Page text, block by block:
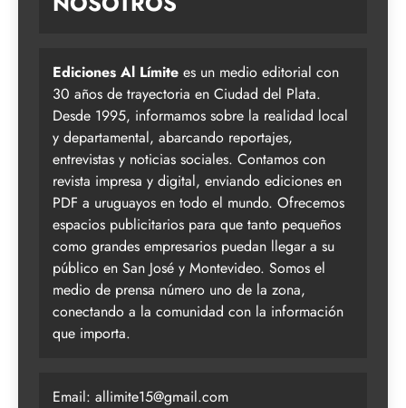
Ediciones Al Límite es un medio editorial con
30 años de trayectoria en Ciudad del Plata.
Desde 1995, informamos sobre la realidad local
y departamental, abarcando reportajes,
entrevistas y noticias sociales. Contamos con
revista impresa y digital, enviando ediciones en
PDF a uruguayos en todo el mundo. Ofrecemos
espacios publicitarios para que tanto pequeños
como grandes empresarios puedan llegar a su
público en San José y Montevideo. Somos el
medio de prensa número uno de la zona,
conectando a la comunidad con la información
que importa.
Email: allimite15@gmail.com